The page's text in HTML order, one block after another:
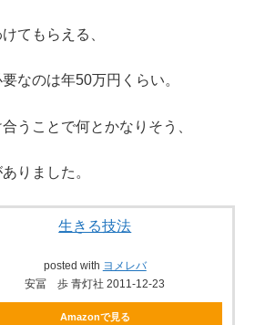
てもらえる、
なのは年50万円くらい。
うことで何とかなりそう、
りました。
生きる技法
posted with ヨメレバ
安冨 歩 青灯社 2011-12-23
Amazonで見る